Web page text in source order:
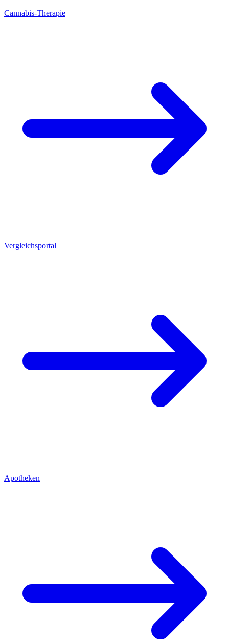
Cannabis-Therapie
Vergleichsportal
Apotheken